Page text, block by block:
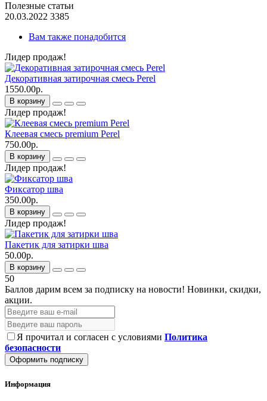
Полезные статьи
20.03.2022 3385
Вам также понадобится
Лидер продаж!
Декоративная затирочная смесь Perel
1550.00р.
В корзину
Лидер продаж!
Клеевая смесь premium Perel
750.00р.
В корзину
Лидер продаж!
Фиксатор шва
350.00р.
В корзину
Лидер продаж!
Пакетик для затирки шва
50.00р.
В корзину
50
Баллов дарим всем за подписку на новости! Новинки, скидки,
акции.
Я прочитал и согласен с условиями Политика
безопасности
Оформить подписку
Информация